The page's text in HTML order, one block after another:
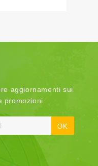
aggiornamenti sui
promozioni